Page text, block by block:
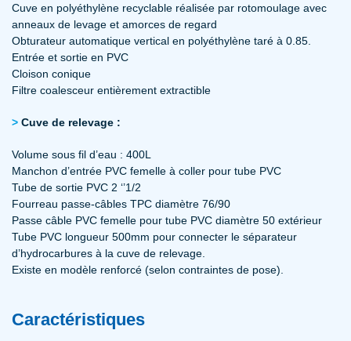
Cuve en polyéthylène recyclable réalisée par rotomoulage avec
anneaux de levage et amorces de regard
Obturateur automatique vertical en polyéthylène taré à 0.85.
Entrée et sortie en PVC
Cloison conique
Filtre coalesceur entièrement extractible
Cuve de relevage :
Volume sous fil d’eau : 400L
Manchon d’entrée PVC femelle à coller pour tube PVC
Tube de sortie PVC 2 ‘’1/2
Fourreau passe-câbles TPC diamètre 76/90
Passe câble PVC femelle pour tube PVC diamètre 50 extérieur
Tube PVC longueur 500mm pour connecter le séparateur
d’hydrocarbures à la cuve de relevage.
Existe en modèle renforcé (selon contraintes de pose).
Caractéristiques